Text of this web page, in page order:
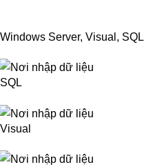
Windows Server, Visual, SQL
SQL
Visual